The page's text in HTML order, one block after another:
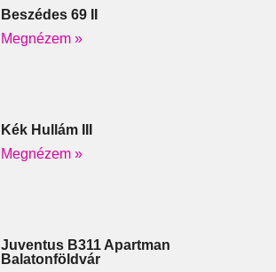
Beszédes 69 II
Megnézem »
Kék Hullám III
Megnézem »
Juventus B311 Apartman
Balatonföldvár